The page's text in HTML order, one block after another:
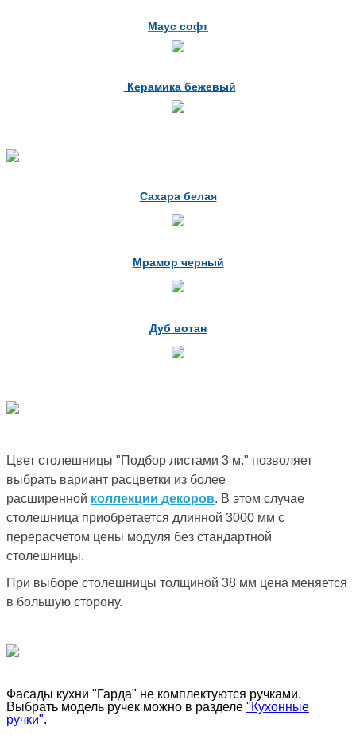
Маус софт
Керамика бежевый
Сахара белая
Мрамор черный
Дуб вотан
Цвет столешницы "Подбор листами 3 м." позволяет
выбрать вариант расцветки из более
расширенной коллекции декоров. В этом случае
столешница приобретается длинной 3000 мм с
перерасчетом цены модуля без стандартной
столешницы.
При выборе столешницы толщиной 38 мм цена меняется
в большую сторону.
Фасады кухни "Гарда" не комплектуются ручками.
Выбрать модель ручек можно в разделе "Кухонные
ручки".